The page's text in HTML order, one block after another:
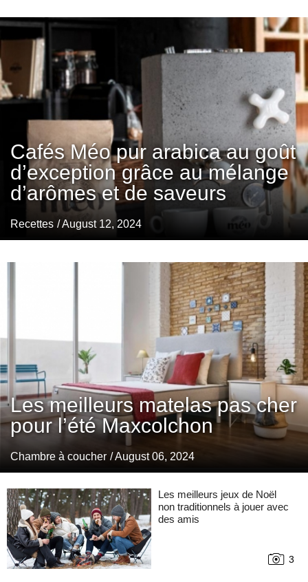
Cafés Méo pur arabica au goût
d’exception grâce au mélange
d’arômes et de saveurs
Recettes / August 12, 2024
Les meilleurs matelas pas cher
pour l’été Maxcolchon
Chambre à coucher / August 06, 2024
Les meilleurs jeux de Noël
non traditionnels à jouer avec
des amis
3